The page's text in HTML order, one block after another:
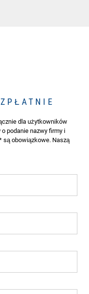
dla użytkowników
podanie nazwy firmy i
są obowiązkowe. Naszą